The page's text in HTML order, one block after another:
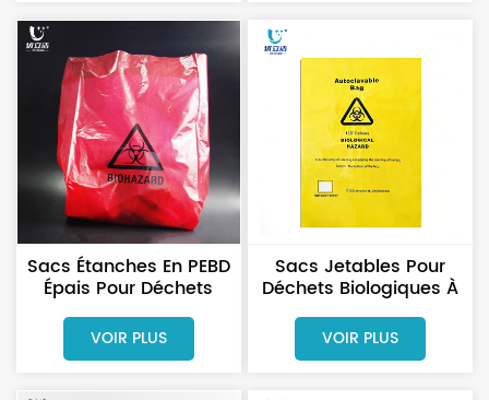
Fuites
Sacs Étanches En PEBD
Épais Pour Déchets
Biologiques À Soufflet
Latéral
VOIR PLUS
Sacs Jetables Pour
Déchets Biologiques À
Risque Infectieux
VOIR PLUS